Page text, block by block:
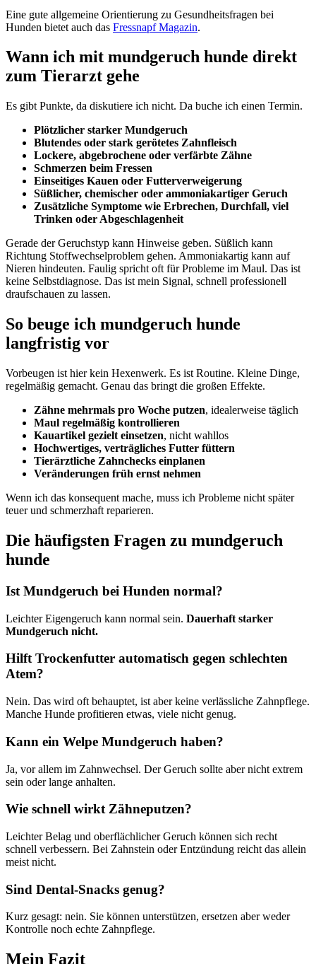
Eine gute allgemeine Orientierung zu Gesundheitsfragen bei
Hunden bietet auch das Fressnapf Magazin.
Wann ich mit mundgeruch hunde direkt
zum Tierarzt gehe
Es gibt Punkte, da diskutiere ich nicht. Da buche ich einen Termin.
Plötzlicher starker Mundgeruch
Blutendes oder stark gerötetes Zahnfleisch
Lockere, abgebrochene oder verfärbte Zähne
Schmerzen beim Fressen
Einseitiges Kauen oder Futterverweigerung
Süßlicher, chemischer oder ammoniakartiger Geruch
Zusätzliche Symptome wie Erbrechen, Durchfall, viel
Trinken oder Abgeschlagenheit
Gerade der Geruchstyp kann Hinweise geben. Süßlich kann
Richtung Stoffwechselproblem gehen. Ammoniakartig kann auf
Nieren hindeuten. Faulig spricht oft für Probleme im Maul. Das ist
keine Selbstdiagnose. Das ist mein Signal, schnell professionell
draufschauen zu lassen.
So beuge ich mundgeruch hunde
langfristig vor
Vorbeugen ist hier kein Hexenwerk. Es ist Routine. Kleine Dinge,
regelmäßig gemacht. Genau das bringt die großen Effekte.
Zähne mehrmals pro Woche putzen, idealerweise täglich
Maul regelmäßig kontrollieren
Kauartikel gezielt einsetzen, nicht wahllos
Hochwertiges, verträgliches Futter füttern
Tierärztliche Zahnchecks einplanen
Veränderungen früh ernst nehmen
Wenn ich das konsequent mache, muss ich Probleme nicht später
teuer und schmerzhaft reparieren.
Die häufigsten Fragen zu mundgeruch
hunde
Ist Mundgeruch bei Hunden normal?
Leichter Eigengeruch kann normal sein. Dauerhaft starker
Mundgeruch nicht.
Hilft Trockenfutter automatisch gegen schlechten
Atem?
Nein. Das wird oft behauptet, ist aber keine verlässliche Zahnpflege.
Manche Hunde profitieren etwas, viele nicht genug.
Kann ein Welpe Mundgeruch haben?
Ja, vor allem im Zahnwechsel. Der Geruch sollte aber nicht extrem
sein oder lange anhalten.
Wie schnell wirkt Zähneputzen?
Leichter Belag und oberflächlicher Geruch können sich recht
schnell verbessern. Bei Zahnstein oder Entzündung reicht das allein
meist nicht.
Sind Dental-Snacks genug?
Kurz gesagt: nein. Sie können unterstützen, ersetzen aber weder
Kontrolle noch echte Zahnpflege.
Mein Fazit